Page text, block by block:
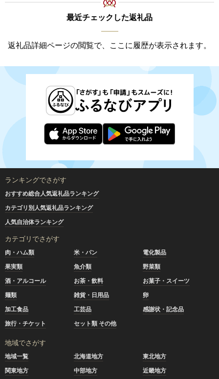
最近チェックした返礼品
返礼品詳細ページの閲覧で、ここに履歴が表示されます。
ランキングでさがす
おすすめ総合人気返礼品ランキング
カテゴリ別人気返礼品ランキング
人気自治体ランキング
カテゴリでさがす
肉・ハム類 米・パン
電化製品
果実類
魚介類
野菜類
酒・アルコール
お茶・飲料
お菓子・スイーツ
麺類
雑貨・日用品
卵
加工食品
工芸品
感謝状・記念品
旅行・チケット
セット類 その他
地域でさがす
地域一覧 北海道地方
東北地方
関東地方
中部地方
近畿地方